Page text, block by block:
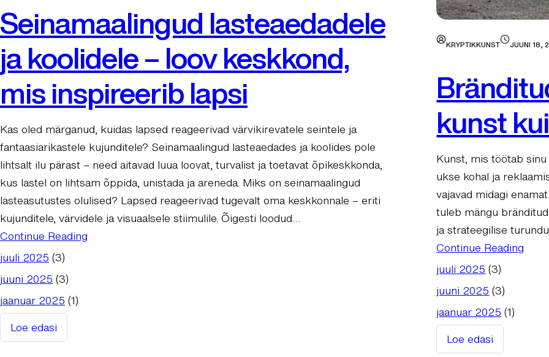
Seinamaalingud lasteaedadele
ja koolidele – loov keskkond,
mis inspireerib lapsi
Kas oled märganud, kuidas lapsed reageerivad värvikirevatele seintele ja
fantaasiarikastele kujunditele? Seinamaalingud lasteaedades ja koolides pole
lihtsalt ilu pärast – need aitavad luua loovat, turvalist ja toetavat õpikeskkonda,
kus lastel on lihtsam õppida, unistada ja areneda. Miks on seinamaalingud
lasteasutustes olulised? Lapsed reageerivad tugevalt oma keskkonnale – eriti
kujunditele, värvidele ja visuaalsele stiimulile. Õigesti loodud…
Continue Reading
juuli 2025 (3)
juuni 2025 (3)
jaanuar 2025 (1)
Loe edasi
:
KRYPTIKKUNST JUUNI 18,
kunst
Kunst, mis töötab
ukse kohal ja
vajavad midagi
tuleb mängu
ja strateegilise
Continue Reading
juuli 2025 (3)
juuni 2025 (3)
jaanuar 2025 (1)
Loe edasi
: